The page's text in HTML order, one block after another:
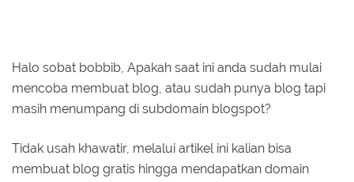
Halo sobat bobbib, Apakah saat ini anda sudah mulai
mencoba membuat blog, atau sudah punya blog tapi
masih menumpang di subdomain blogspot?
Tidak usah khawatir, melalui artikel ini kalian bisa
membuat blog gratis hingga mendapatkan domain